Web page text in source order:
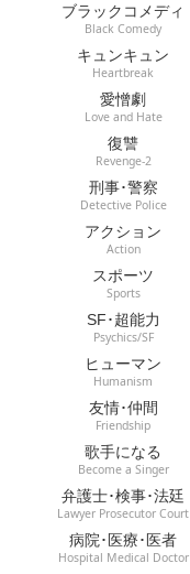
ブラックコメディ
Black Comedy
キュンキュン
Heartbreak
愛憎劇
Love and Hate
復讐
Revenge-2
刑事･警察
Detective Police
アクション
Action
スポーツ
Sports
SF･超能力
Psychics/SF
ヒューマン
Humanism
友情･仲間
Friendship
歌手になる
Become a Singer
弁護士･検事･法廷
Lawyer Prosecutor Court
病院･医療･医者
Hospital Medical Doctor